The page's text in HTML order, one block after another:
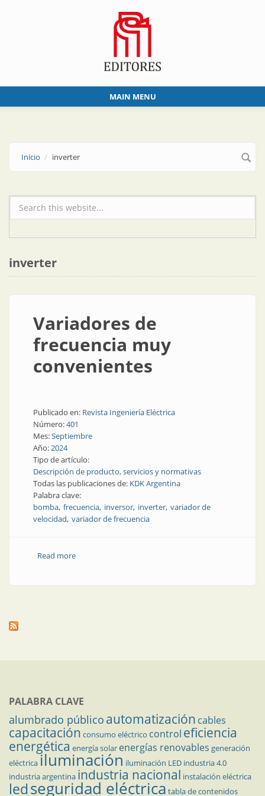
MAIN MENU
Inicio inverter
Formulario de búsqueda
inverter
Variadores de
frecuencia muy
convenientes
Publicado en: Revista Ingeniería Eléctrica
Número:401
Mes:Septiembre
Año:2024
Tipo de artículo:
Descripción de producto, servicios y normativas
Todas las publicaciones de: KDK Argentina
Palabra clave:
bomba frecuencia inversor inverter variador de
velocidad variador de frecuencia
Read moreabout Variadores de frecuencia muy convenientes
PALABRA CLAVE
alumbrado público automatización cables
capacitación consumo eléctrico control eficiencia
energética energía solar energías renovables generación
eléctricailuminación iluminación LED industria 4.0
industria argentina industria nacional instalación eléctrica
ledseguridad eléctrica tabla de contenidos